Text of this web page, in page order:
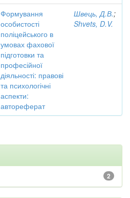
Формування
особистості
поліцейського в
умовах фахової
підготовки та
професійної
діяльності: правові
та психологічні
аспекти:
автореферат
Швець, Д.В.;
Shvets, D.V.
2